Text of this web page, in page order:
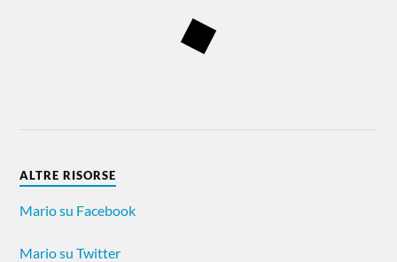
ALTRE RISORSE
Mario su Facebook
Mario su Twitter